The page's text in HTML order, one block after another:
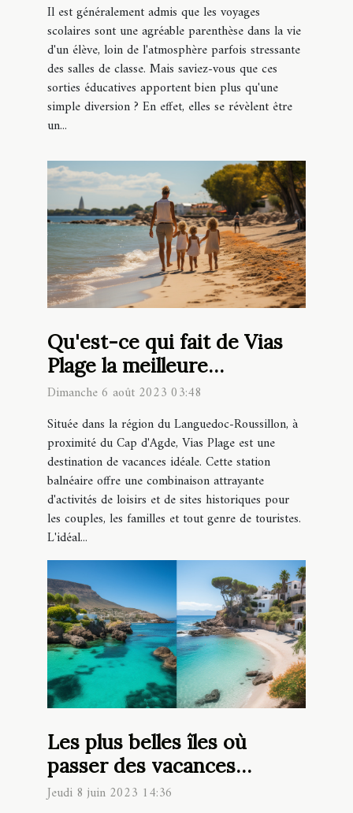
Il est généralement admis que les voyages
scolaires sont une agréable parenthèse dans la vie
d'un élève, loin de l'atmosphère parfois stressante
des salles de classe. Mais saviez-vous que ces
sorties éducatives apportent bien plus qu'une
simple diversion ? En effet, elles se révèlent être
un...
Qu'est-ce qui fait de Vias
Plage la meilleure
destination pour vos
vacances en famille ?
Dimanche 6 août 2023 03:48
Située dans la région du Languedoc-Roussillon, à
proximité du Cap d'Agde, Vias Plage est une
destination de vacances idéale. Cette station
balnéaire offre une combinaison attrayante
d'activités de loisirs et de sites historiques pour
les couples, les familles et tout genre de touristes.
L'idéal...
Les plus belles îles où
passer des vacances
estivales ensoleillées
Jeudi 8 juin 2023 14:36